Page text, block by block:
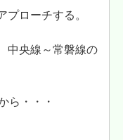
プローチする。
中央線～常磐線の
ら・・・